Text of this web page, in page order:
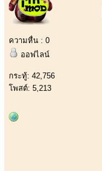
ความหื่น : 0
ออฟไลน์
กระทู้: 42,756
โพสต์: 5,213